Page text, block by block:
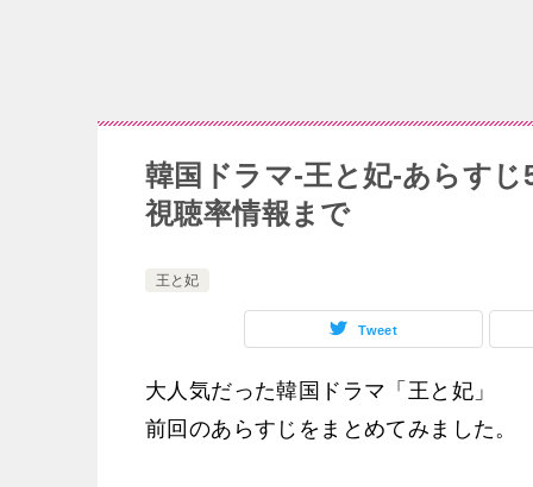
韓国ドラマ-王と妃-あらす
視聴率情報まで
王と妃
Tweet
大人気だった韓国ドラマ「王と妃」
前回のあらすじをまとめてみました。